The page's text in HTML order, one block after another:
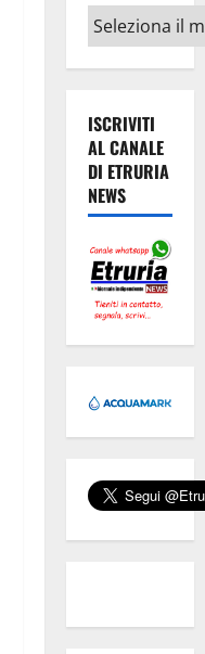
Archivi
ISCRIVITI
AL CANALE
DI ETRURIA
NEWS